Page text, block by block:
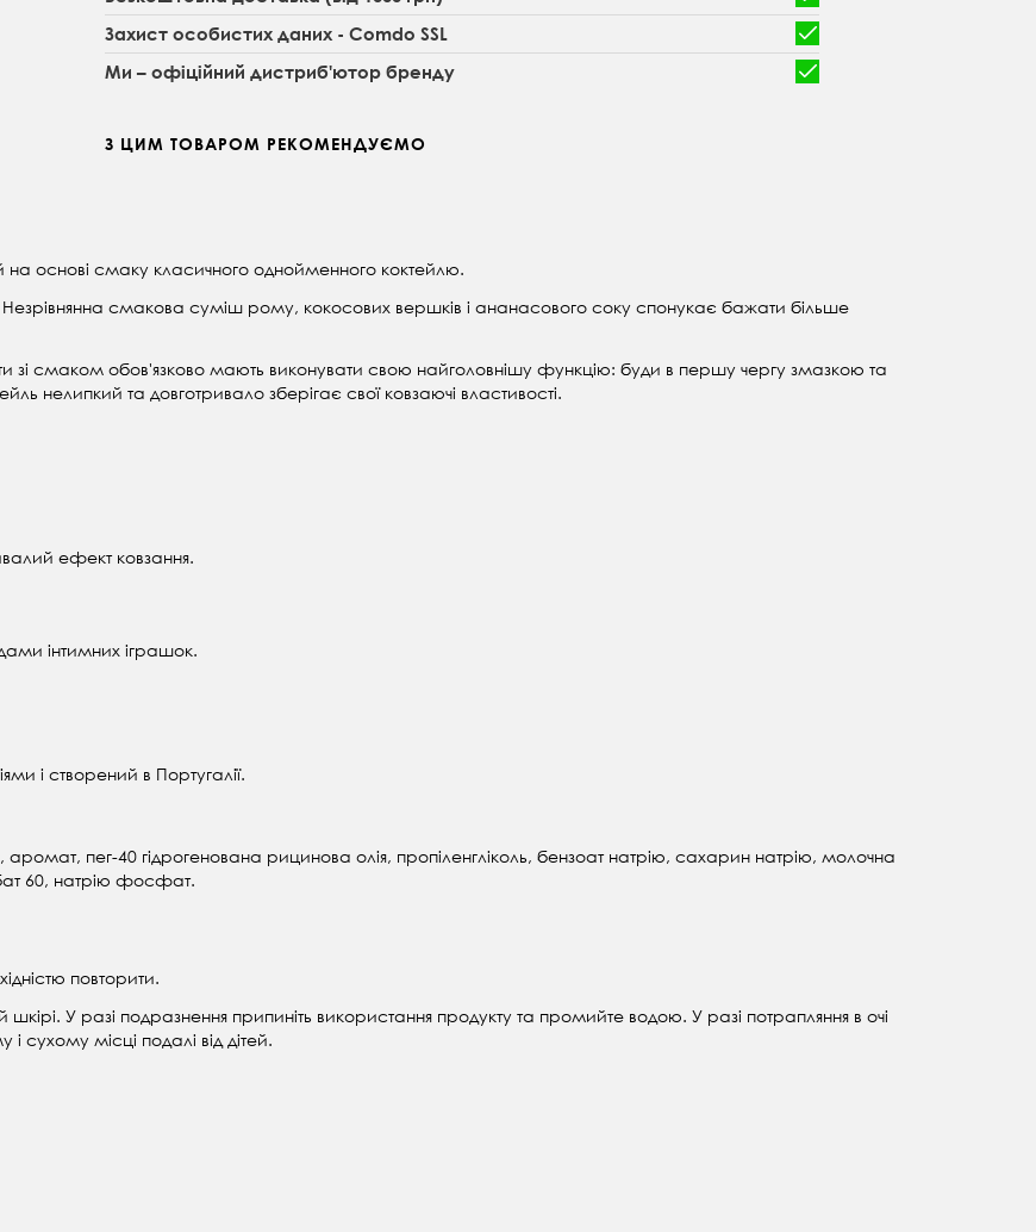
Захист особистих даних - Comdo SSL
Ми – офіційний дистриб'ютор бренду
З ЦИМ ТОВАРОМ РЕКОМЕНДУЄМО
на основі смаку класичного однойменного коктейлю.
Незрівнянна смакова суміш рому, кокосових вершків і ананасового соку спонукає бажати більше
зі смаком обов'язково мають виконувати свою найголовнішу функцію: буди в першу чергу змазкою та
нелипкий та довготривало зберігає свої ковзаючі властивості.
ефект ковзання.
інтимних іграшок.
і створений в Португалії.
аромат, пег-40 гідрогенована рицинова олія, пропіленгліколь, бензоат натрію, сахарин натрію, молочна
60, натрію фосфат.
повторити.
У разі подразнення припиніть використання продукту та промийте водою. У разі потрапляння в очі
місці подалі від дітей.